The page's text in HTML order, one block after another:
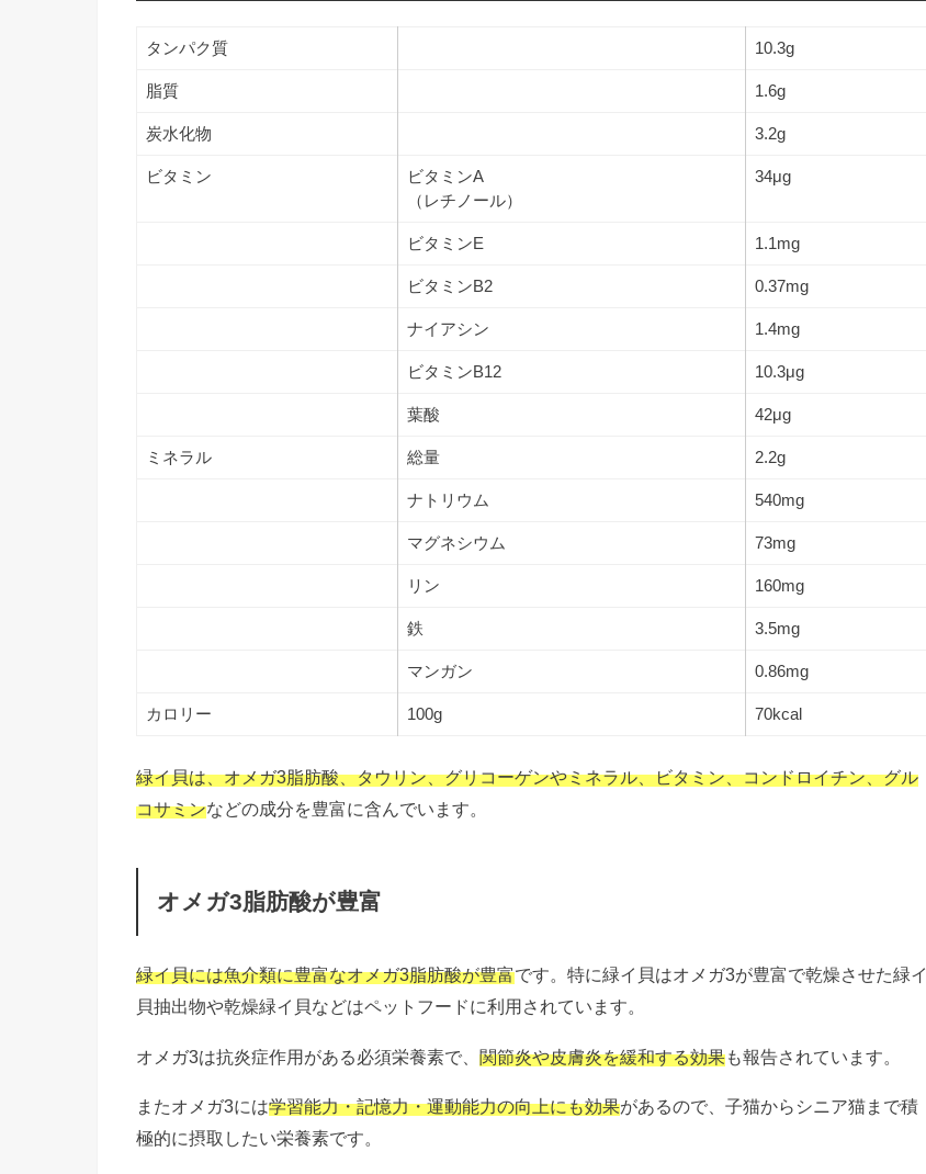
タンパク質 10.3g
脂質 1.6g
炭水化物 3.2g
ビタミン
ビタミンA
（レチノール）
34μg
ビタミンE 1.1mg
ビタミンB2 0.37mg
ナイアシン 1.4mg
ビタミンB12 10.3μg
葉酸 42μg
ミネラル 総量 2.2g
ナトリウム 540mg
マグネシウム 73mg
リン 160mg
鉄 3.5mg
マンガン 0.86mg
カロリー 100g 70kcal
緑イ貝は、オメガ3脂肪酸、タウリン、グリコーゲンやミネラル、ビタミン、コンドロイチン、グル
コサミンなどの成分を豊富に含んでいます。
オメガ3脂肪酸が豊富
緑イ貝には魚介類に豊富なオメガ3脂肪酸が豊富です。特に緑イ貝はオメガ3が豊富で乾燥させた緑イ
貝抽出物や乾燥緑イ貝などはペットフードに利用されています。
オメガ3は抗炎症作用がある必須栄養素で、 関節炎や皮膚炎を緩和する効果も報告されています。
またオメガ3には学習能力・記憶力・運動能力の向上にも効果があるので、子猫からシニア猫まで積
極的に摂取したい栄養素です。